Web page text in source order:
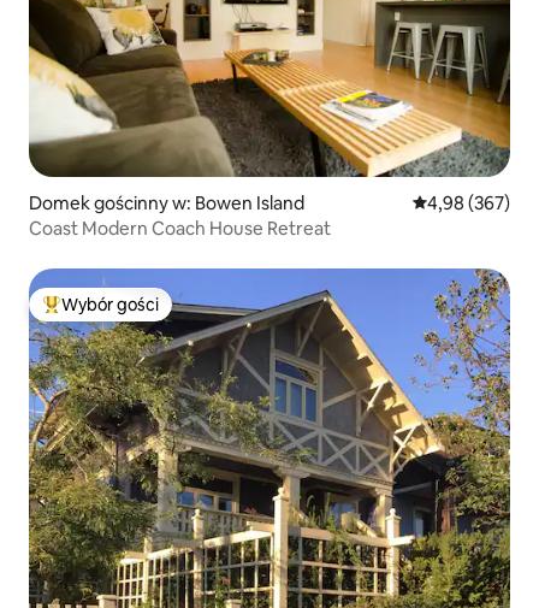
Domek gościnny w: Bowen Island Średnia
4,98 (367)
Coast Modern Coach House Retreat
Najpopularniejsze z kategorii Wybór gości
Wybór gości